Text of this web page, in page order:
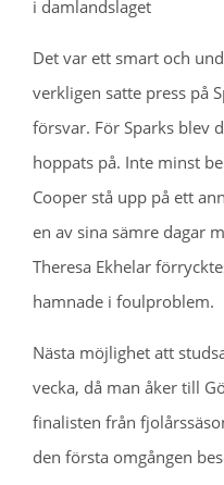
i damlandslaget
Det var ett smart och
verkligen satte press på
försvar. För Sparks blev
hoppats på. Inte minst
Cooper stå upp på ett
en av sina sämre dagar
Theresa Ekhelar
hamnade i foulproblem.
Nästa möjlighet att
vecka, då man åker till
finalisten från
den första omgången